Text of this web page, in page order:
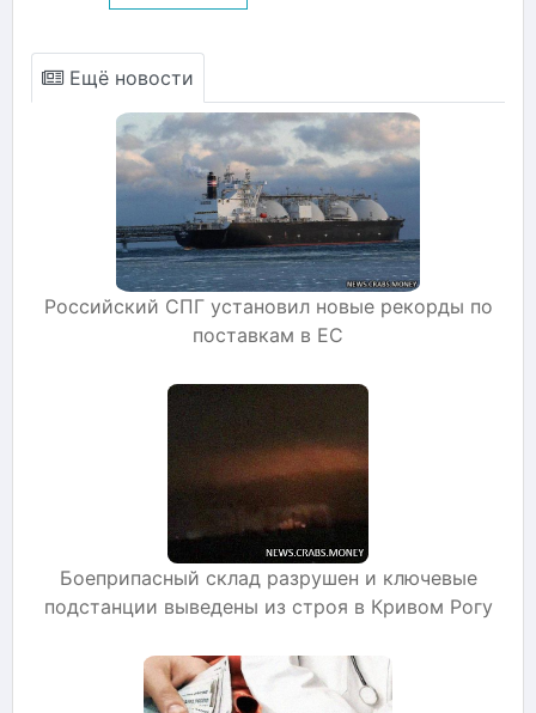
Ещё новости
Российский СПГ установил новые рекорды по
поставкам в ЕС
Боеприпасный склад разрушен и ключевые
подстанции выведены из строя в Кривом Рогу